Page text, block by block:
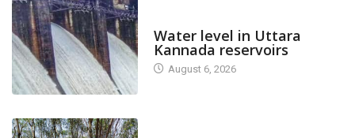
Water level in Uttara
Kannada reservoirs
August 6, 2026